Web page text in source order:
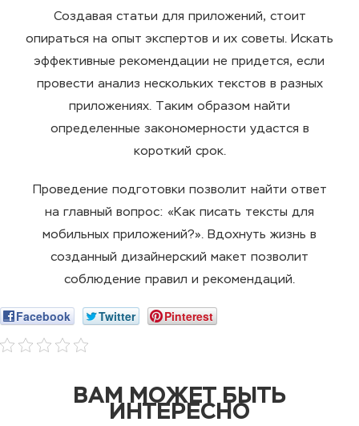
Создавая статьи для приложений, стоит
опираться на опыт экспертов и их советы. Искать
эффективные рекомендации не придется, если
провести анализ нескольких текстов в разных
приложениях. Таким образом найти
определенные закономерности удастся в
короткий срок.
Проведение подготовки позволит найти ответ
на главный вопрос: «Как писать тексты для
мобильных приложений?». Вдохнуть жизнь в
созданный дизайнерский макет позволит
соблюдение правил и рекомендаций.
Facebook Twitter Pinterest
ВАМ МОЖЕТ БЫТЬ
ИНТЕРЕСНО